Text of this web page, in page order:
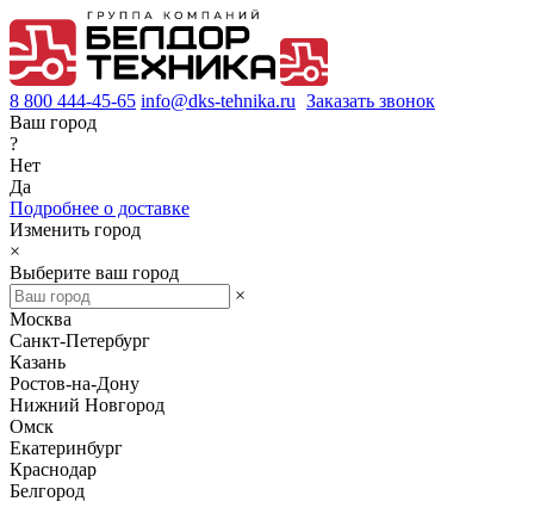
8 800 444-45-65 info@dks-tehnika.ru Заказать звонок
Ваш город
?
Нет
Да
Подробнее о доставке
Изменить город
×
Выберите ваш город
×
Москва
Санкт-Петербург
Казань
Ростов-на-Дону
Нижний Новгород
Омск
Екатеринбург
Краснодар
Белгород